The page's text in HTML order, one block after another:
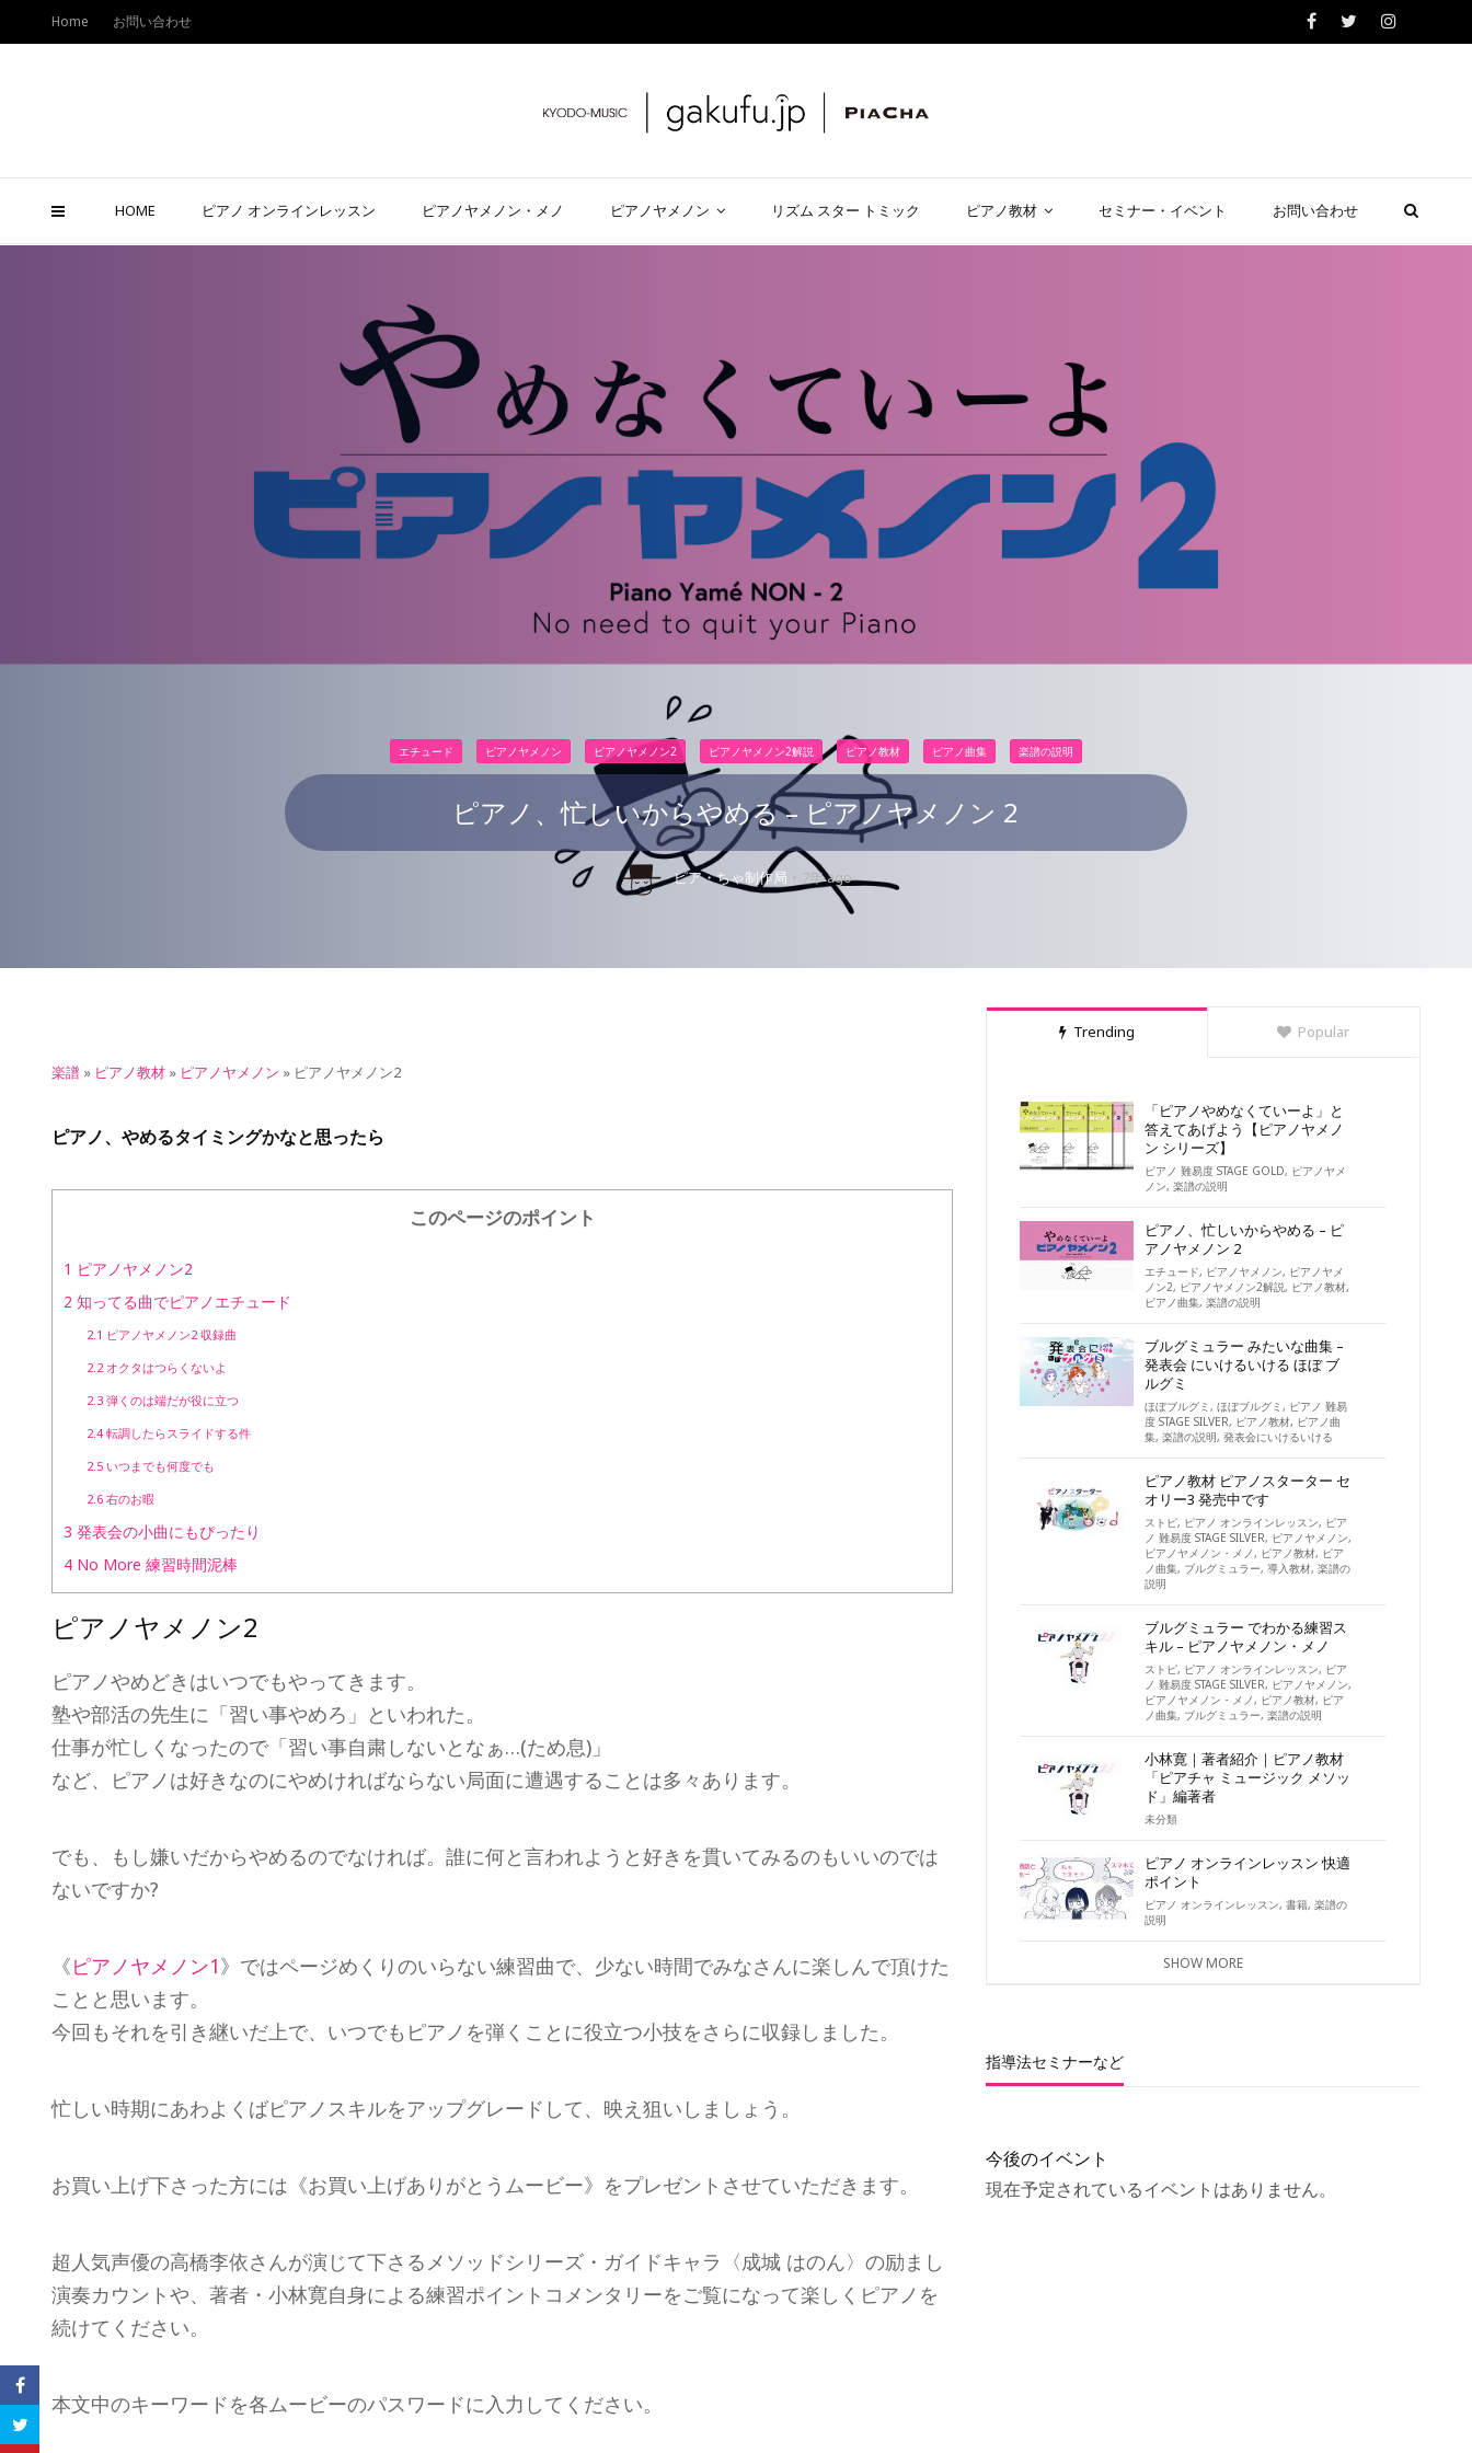
HOME ピアノ オンラインレッスン ピアノヤメノン・メノ ピアノヤメノン リズム スター トミック ピアノ教材 セミナー・イベント お問い合わせ
Home お問い合わせ
エチュード ピアノヤメノン ピアノヤメノン2 ピアノヤメノン2解説 ピアノ教材 ピアノ曲集 楽譜の説明
ピアノ、忙しいからやめる – ピアノヤメノン 2
ピア・ちゃ制作局 7年 ago
楽譜 » ピアノ教材 » ピアノヤメノン » ピアノヤメノン2
ピアノ、やめるタイミングかなと思ったら
このページのポイント
1 ピアノヤメノン2
2 知ってる曲でピアノエチュード
2.1 ピアノヤメノン2 収録曲
2.2オクタはつらくないよ
2.3弾くのは端だが役に立つ
2.4転調したらスライドする件
2.5いつまでも何度でも
2.6右のお暇
3 発表会の小曲にもぴったり
4 No More 練習時間泥棒
ピアノヤメノン2
ピアノやめどきはいつでもやってきます。
塾や部活の先生に「習い事やめろ」といわれた。
仕事が忙しくなったので「習い事自粛しないとなぁ…(ため息)」
など、ピアノは好きなのにやめければならない局面に遭遇することは多々あります。
でも、もし嫌いだからやめるのでなければ。誰に何と言われようと好きを貫いてみるのもいいのでは
ないですか?
《ピアノヤメノン1》ではページめくりのいらない練習曲で、少ない時間でみなさんに楽しんで頂けた
ことと思います。
今回もそれを引き継いだ上で、いつでもピアノを弾くことに役立つ小技をさらに収録しました。
忙しい時期にあわよくばピアノスキルをアップグレードして、映え狙いしましょう。
お買い上げ下さった方には《お買い上げありがとうムービー》をプレゼントさせていただきます。
超人気声優の高橋李依さんが演じて下さるメソッドシリーズ・ガイドキャラ〈成城 はのん〉の励まし
演奏カウントや、著者・小林寛自身による練習ポイントコメンタリーをご覧になって楽しくピアノを
続けてください。
本文中のキーワードを各ムービーのパスワードに入力してください。
Trending Popular
「ピアノやめなくていーよ」と
答えてあげよう【ピアノヤメノ
ン シリーズ】
ピアノ 難易度 STAGE GOLD, ピアノヤメ
ノン,楽譜の説明
ピアノ、忙しいからやめる – ピ
アノヤメノン 2
エチュード, ピアノヤメノン, ピアノヤメ
ノン2, ピアノヤメノン2解説, ピアノ教材,
ピアノ曲集,楽譜の説明
ブルグミュラー みたいな曲集 –
発表会 にいけるいける ほぼ ブ
ルグミ
ほぼブルグミ,ほぼブルグミ, ピアノ 難易
度 STAGE SILVER, ピアノ教材, ピアノ曲
集,楽譜の説明,発表会にいけるいける
ピアノ教材 ピアノスターター セ
オリー3 発売中です
ストピ, ピアノ オンラインレッスン, ピア
ノ 難易度 STAGE SILVER, ピアノヤメノン,
ピアノヤメノン・メノ, ピアノ教材, ピア
ノ曲集, ブルグミュラー,導入教材,楽譜の
説明
ブルグミュラー でわかる練習ス
キル – ピアノヤメノン・メノ
ストピ, ピアノ オンラインレッスン, ピア
ノ 難易度 STAGE SILVER, ピアノヤメノン,
ピアノヤメノン・メノ, ピアノ教材, ピア
ノ曲集, ブルグミュラー,楽譜の説明
小林寛｜著者紹介｜ピアノ教材
「ピアチャ ミュージック メソッ
ド」編著者
未分類
ピアノ オンラインレッスン 快適
ポイント
ピアノ オンラインレッスン,書籍,楽譜の
説明
SHOW MORE
指導法セミナーなど
今後のイベント
現在予定されているイベントはありません。